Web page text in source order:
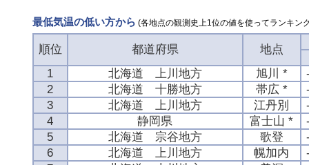
最低気温の低い方から (各地点の観測史上1位の値を使ってランキン
順位 都道府県
地点
1
北海道 上川地方 旭川 *
2
北海道 十勝地方 帯広 *
3
北海道 上川地方 江丹別
4
静岡県 富士山 *
5
北海道 宗谷地方 歌登
6
北海道 上川地方 幌加内